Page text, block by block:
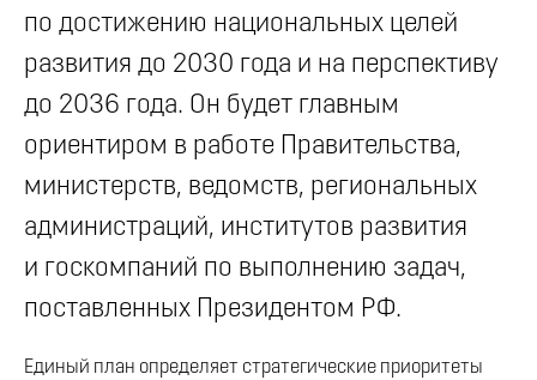
по достижению национальных целей
развития до 2030 года и на перспективу
до 2036 года. Он будет главным
ориентиром в работе Правительства,
министерств, ведомств, региональных
администраций, институтов развития
и госкомпаний по выполнению задач,
поставленных Президентом РФ.
Единый план определяет стратегические приоритеты